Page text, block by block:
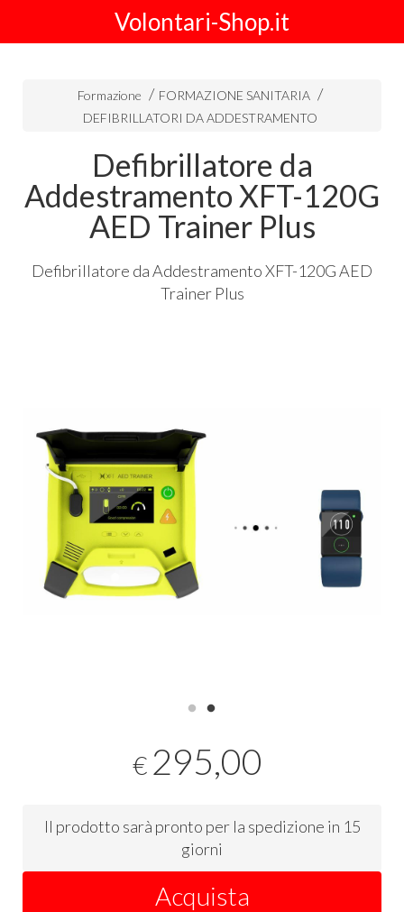
Volontari-Shop.it
Formazione
FORMAZIONE SANITARIA
DEFIBRILLATORI DA ADDESTRAMENTO
Defibrillatore da
Addestramento XFT-120G
AED Trainer Plus
Defibrillatore da AddestramentoXFT-120GAED
Trainer Plus
€ 295,00
Il prodotto sarà pronto per la spedizione in 15
giorni
Acquista